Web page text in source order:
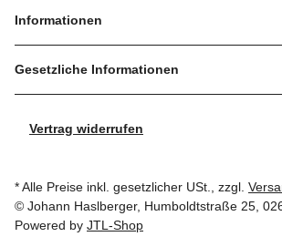
Informationen
Gesetzliche Informationen
Vertrag widerrufen
* Alle Preise inkl. gesetzlicher USt., zzgl.
© Johann Haslberger, Humboldtstraße 25,
Powered by JTL-Shop